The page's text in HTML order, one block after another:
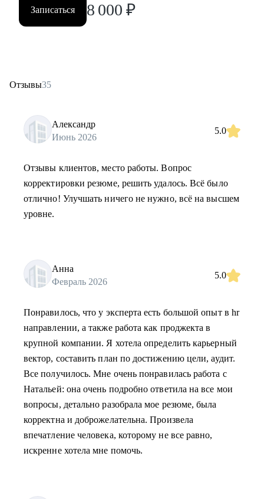
Записаться 8 000 ₽
Отзывы35
Александр
Июнь 2026
5.0
Отзывы клиентов, место работы. Вопрос
корректировки резюме, решить удалось. Всё было
отлично! Улучшать ничего не нужно, всё на высшем
уровне.
Анна
Февраль 2026
5.0
Понравилось, что у эксперта есть большой опыт в hr
направлении, а также работа как проджекта в
крупной компании. Я хотела определить карьерный
вектор, составить план по достижению цели, аудит.
Все получилось. Мне очень понравилась работа с
Натальей: она очень подробно ответила на все мои
вопросы, детально разобрала мое резюме, была
корректна и доброжелательна. Произвела
впечатление человека, которому не все равно,
искренне хотела мне помочь.